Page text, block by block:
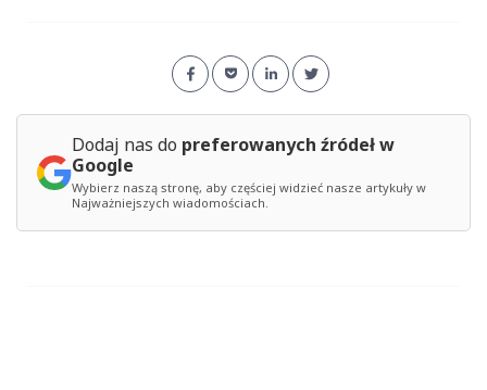
Dodaj nas do preferowanych źródeł w
Google
Wybierz naszą stronę, aby częściej widzieć nasze artykuły w
Najważniejszych wiadomościach.